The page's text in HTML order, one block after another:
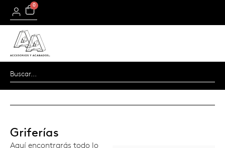
0
Griferías
Aquí encontrarás todo lo